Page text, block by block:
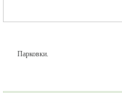
Парковки.